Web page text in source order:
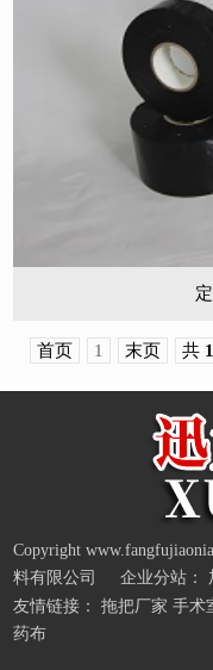
首页 1 末页 共 1
Copyright
料有限公司 企业分站：
友情链接：拖把厂家 手术
药布